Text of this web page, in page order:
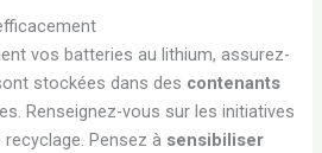
vos batteries au lithium, assurez-
stockées dans des contenants
Renseignez-vous sur les initiatives
Pensez à sensibiliser